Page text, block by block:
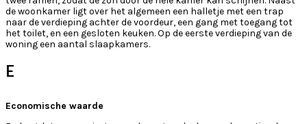
de woonkamer ligt over het algemeen een halletje met een trap
naar de verdieping achter de voordeur, een gang met toegang tot
het toilet, en een gesloten keuken. Op de eerste verdieping van de
woning een aantal slaapkamers.
E
Economische waarde